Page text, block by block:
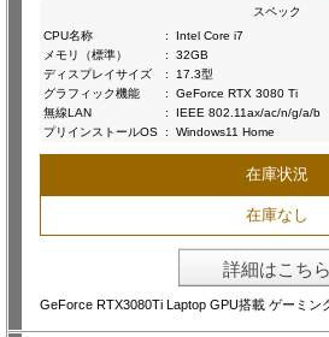
スペック
CPU名称
:
Intel Core i7
メモリ（標準）
:
32GB
ディスプレイサイズ
:
17.3型
グラフィック機能
:
GeForce RTX 3080 Ti
無線LAN
:
IEEE 802.11ax/ac/n/g/a/b
プリインストールOS : Windows11 Home
在庫状況
在庫なし
詳細はこちら
GeForce RTX3080Ti Laptop GPU搭載 ゲーミン